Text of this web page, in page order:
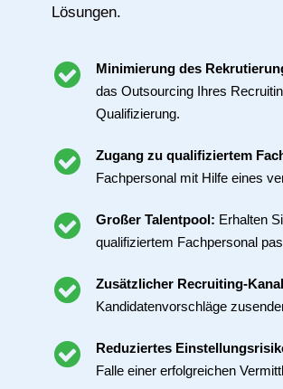
Lösungen.
Minimierung des
das Outsourcing Ihres
Qualifizierung.
Zugang zu qualifiziertem
Fachpersonal mit Hilfe eines
Großer Talentpool: Erhalten
qualifiziertem Fachpersonal
Zusätzlicher Recruiting-
Kandidatenvorschläge
Reduziertes
Falle einer erfolgreichen